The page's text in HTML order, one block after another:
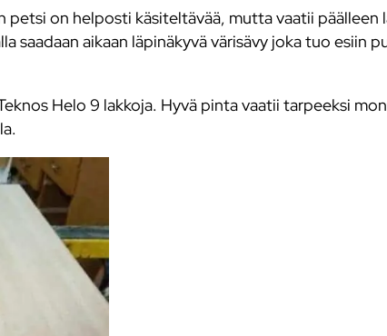
on helposti käsiteltävää, mutta vaatii päälleen
saadaan aikaan läpinäkyvä värisävy joka tuo esiin
Helo 9 lakkoja. Hyvä pinta vaatii tarpeeksi